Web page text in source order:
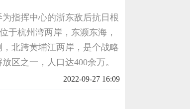
指挥中心的浙东敌后抗日根
于杭州湾两岸，东濒东海，
北跨黄埔江两岸，是个战略
区之一，人口达400余万。
的探索与实践，对于我们今天
2022-09-27 16:09